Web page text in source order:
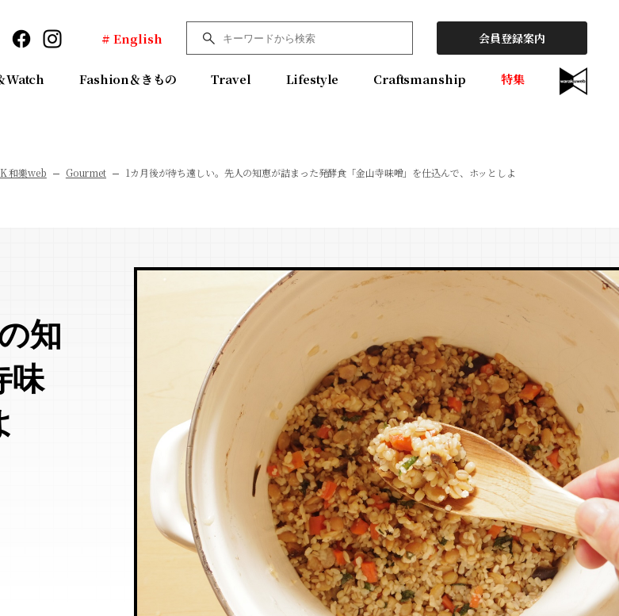
# English 会員登録案内
Watch Fashion＆きもの Travel Lifestyle Craftsmanship 特集
和樂web Gourmet 1カ月後が待ち遠しい。先人の知恵が詰まった発酵食「金山寺味噌」を仕込んで、ホッとしよ
知
味